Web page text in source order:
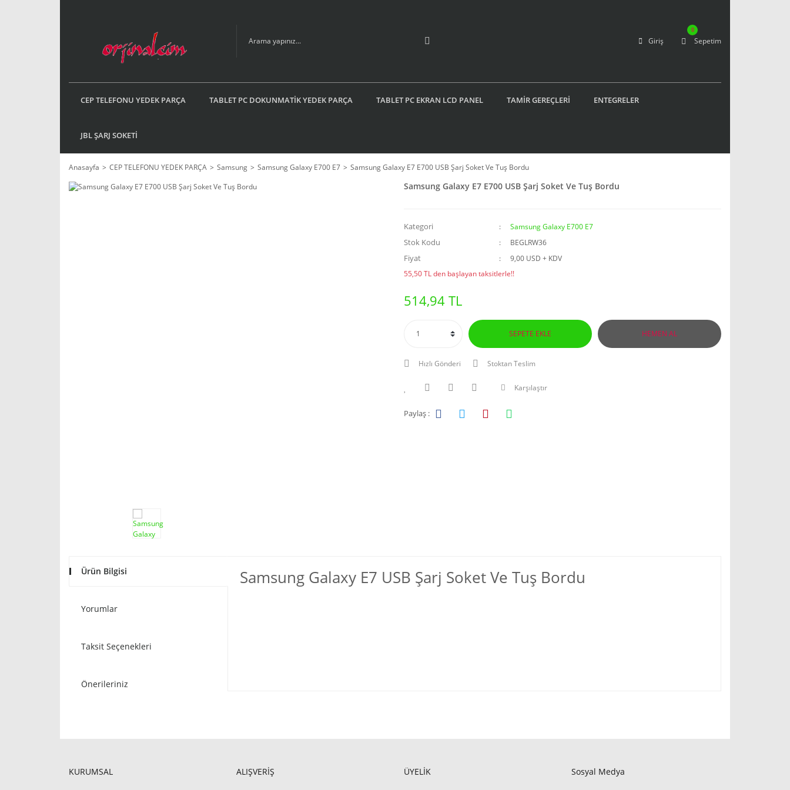
Giriş Sepetim
0
CEP TELEFONU YEDEK PARÇA TABLET PC DOKUNMATİK YEDEK PARÇA TABLET PC EKRAN LCD PANEL TAMİR GEREÇLERİ ENTEGRELER
JBL ŞARJ SOKETİ
Anasayfa CEP TELEFONU YEDEK PARÇA Samsung Samsung Galaxy E700 E7 Samsung Galaxy E7 E700 USB Şarj Soket Ve Tuş Bordu
Samsung Galaxy E7 E700 USB Şarj Soket Ve Tuş Bordu
Kategori Samsung Galaxy E700 E7
Stok Kodu BEGLRW36
Fiyat
9,00 USD + KDV
55,50 TL den başlayan taksitlerle!!
514,94 TL
SEPETE EKLE HEMEN AL
Hızlı Gönderi Stoktan Teslim
Karşılaştır
Paylaş :
Ürün Bilgisi
Yorumlar
Taksit Seçenekleri
Önerileriniz
Samsung Galaxy E7 USB Şarj Soket Ve Tuş Bordu
KURUMSAL ALIŞVERİŞ ÜYELİK Sosyal Medya